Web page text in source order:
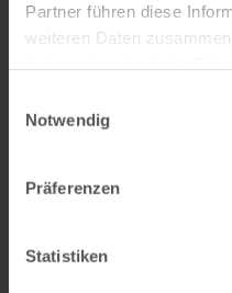
Partner führen diese
weiteren Daten
Notwendig
Präferenzen
Statistiken